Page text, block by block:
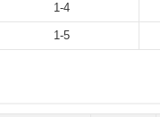
1-4
1-5